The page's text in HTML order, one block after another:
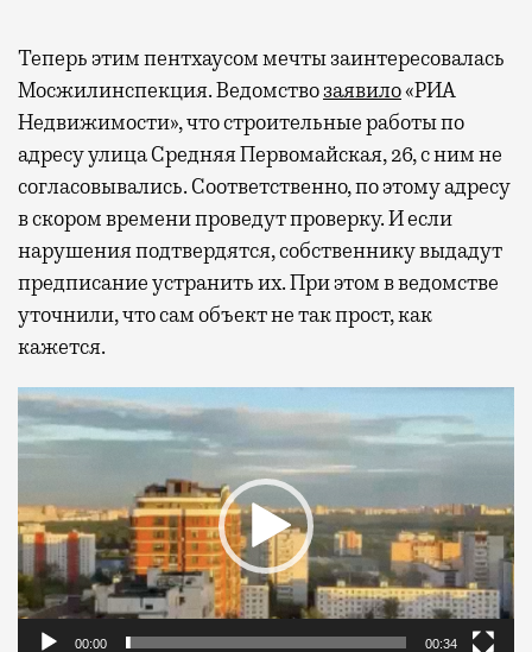
Теперь этим пентхаусом мечты заинтересовалась
Мосжилинспекция. Ведомствозаявило«РИА
Недвижимости», что строительные работы по
адресу улица Средняя Первомайская, 26, с ним не
согласовывались. Соответственно, по этому адресу
в скором времени проведут проверку. И если
нарушения подтвердятся, собственнику выдадут
предписание устранить их. При этом в ведомстве
уточнили, что сам объект не так прост, как
кажется.
Видеоплеер
00:00 00:34